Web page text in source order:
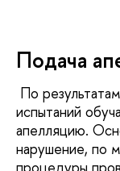
Подача
По
испытаний
апелляцию.
нарушение, по